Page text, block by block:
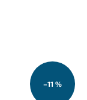
–11 %